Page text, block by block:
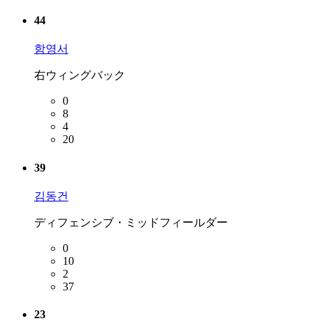
44
함영서
右ウィングバック
0
8
4
20
39
김동건
ディフェンシブ・ミッドフィールダー
0
10
2
37
23